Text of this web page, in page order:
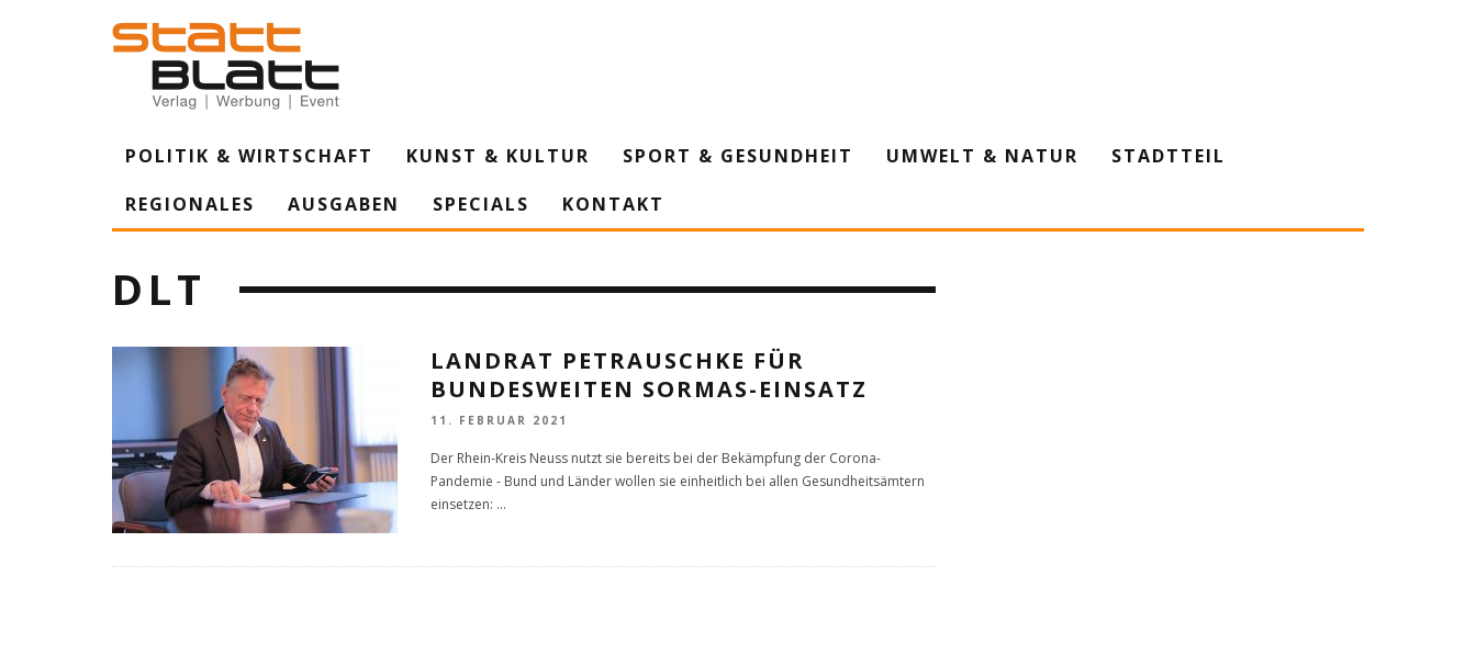
POLITIK & WIRTSCHAFT KUNST & KULTUR SPORT & GESUNDHEIT UMWELT & NATUR
STADTTEIL
REGIONALES
AUSGABEN SPECIALS KONTAKT
DLT
LANDRAT PETRAUSCHKE FÜR
BUNDESWEITEN SORMAS-EINSATZ
11. FEBRUAR 2021
Der Rhein-Kreis Neuss nutzt sie bereits bei der Bekämpfung der Corona-
Pandemie - Bund und Länder wollen sie einheitlich bei allen Gesundheitsämtern
einsetzen: ...